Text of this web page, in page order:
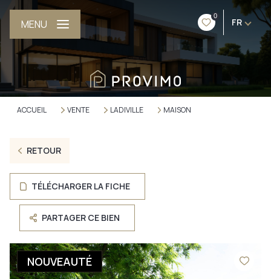
0
FR
MENU
ACCUEIL VENTE LADIVILLE MAISON
RETOUR
TÉLÉCHARGER LA FICHE
PARTAGER CE BIEN
NOUVEAUTÉ